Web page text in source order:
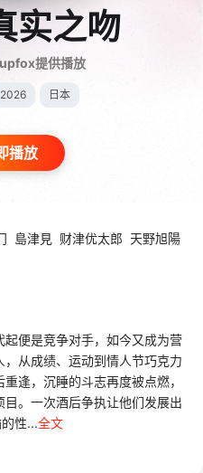
实之吻
提供播放
2026 日本
播放
島津見 财津优太郎 天野旭陽
便是竞争对手，如今又成为营
从成绩、运动到情人节巧克力
逢，沉睡的斗志再度被点燃，
。一次酒后争执让他们发展出
性...全文